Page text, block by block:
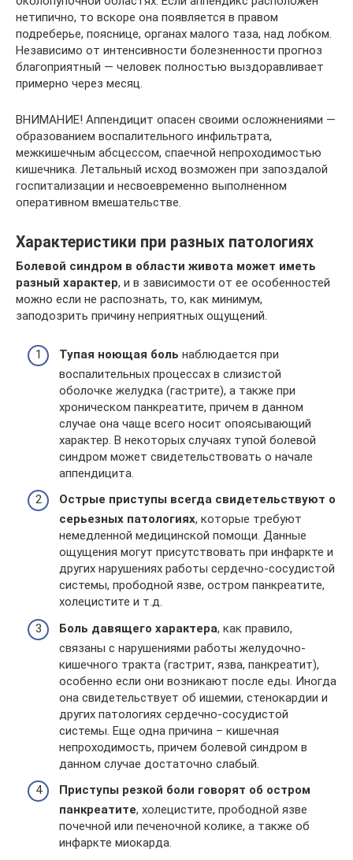
нетипично, то вскоре она появляется в правом
подреберье, пояснице, органах малого таза, над лобком.
Независимо от интенсивности болезненности прогноз
благоприятный — человек полностью выздоравливает
примерно через месяц.
ВНИМАНИЕ! Аппендицит опасен своими осложнениями —
образованием воспалительного инфильтрата,
межкишечным абсцессом, спаечной непроходимостью
кишечника. Летальный исход возможен при запоздалой
госпитализации и несвоевременно выполненном
оперативном вмешательстве.
Характеристики при разных патологиях
Болевой синдром в области живота может иметь
разный характер, и в зависимости от ее особенностей
можно если не распознать, то, как минимум,
заподозрить причину неприятных ощущений.
Тупая ноющая боль наблюдается при
воспалительных процессах в слизистой
оболочке желудка (гастрите), а также при
хроническом панкреатите, причем в данном
случае она чаще всего носит опоясывающий
характер. В некоторых случаях тупой болевой
синдром может свидетельствовать о начале
аппендицита.
Острые приступы всегда свидетельствуют о
серьезных патологиях, которые требуют
немедленной медицинской помощи. Данные
ощущения могут присутствовать при инфаркте и
других нарушениях работы сердечно-сосудистой
системы, прободной язве, остром панкреатите,
холецистите и т.д.
Боль давящего характера, как правило,
связаны с нарушениями работы желудочно-
кишечного тракта (гастрит, язва, панкреатит),
особенно если они возникают после еды. Иногда
она свидетельствует об ишемии, стенокардии и
других патологиях сердечно-сосудистой
системы. Еще одна причина – кишечная
непроходимость, причем болевой синдром в
данном случае достаточно слабый.
Приступы резкой боли говорят об остром
панкреатите, холецистите, прободной язве
почечной или печеночной колике, а также об
инфаркте миокарда.